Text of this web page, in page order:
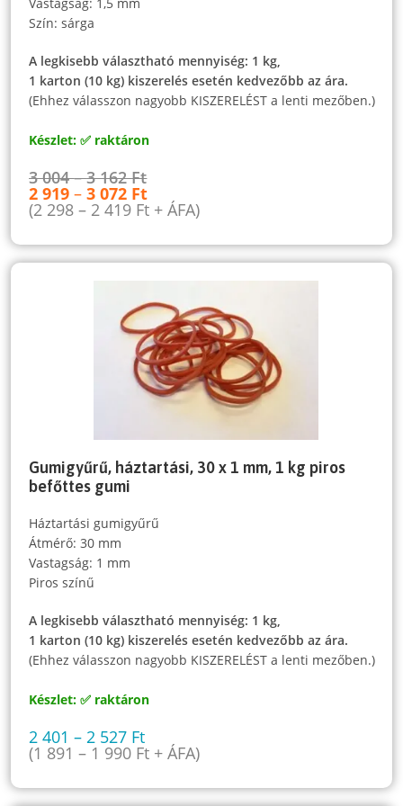
Szín: sárga
A legkisebb választható mennyiség: 1 kg,
1 karton (10 kg) kiszerelés esetén kedvezőbb az ára.
(Ehhez válasszon nagyobb KISZERELÉST a lenti mezőben.)
Készlet: ✅ raktáron
3 004–3 162Ft
2 919–3 072 Ft
(2 298– 2 419 Ft + ÁFA)
Gumigyűrű, háztartási, 30 x 1 mm, 1 kg piros
befőttes gumi
Háztartási gumigyűrű
Átmérő: 30 mm
Vastagság: 1 mm
Piros színű
A legkisebb választható mennyiség: 1 kg,
1 karton (10 kg) kiszerelés esetén kedvezőbb az ára.
(Ehhez válasszon nagyobb KISZERELÉST a lenti mezőben.)
Készlet: ✅ raktáron
2 401– 2 527 Ft
(1 891– 1 990 Ft + ÁFA)